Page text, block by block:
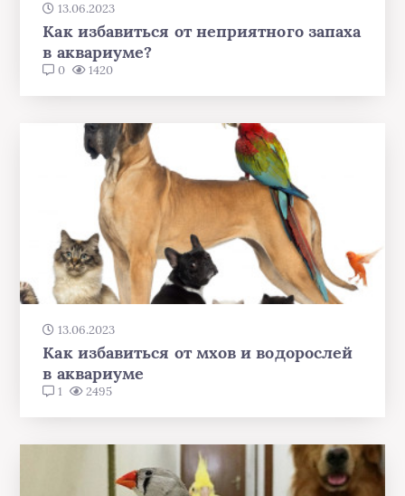
13.06.2023
Как избавиться от неприятного запаха
в аквариуме?
0 1420
13.06.2023
Как избавиться от мхов и водорослей
в аквариуме
1 2495